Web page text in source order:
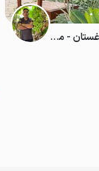
اجاره بوم گردی در پارسیان - باغستان - مکسر